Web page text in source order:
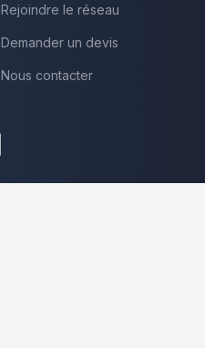
Rejoindre le réseau
Demander un devis
Nous contacter